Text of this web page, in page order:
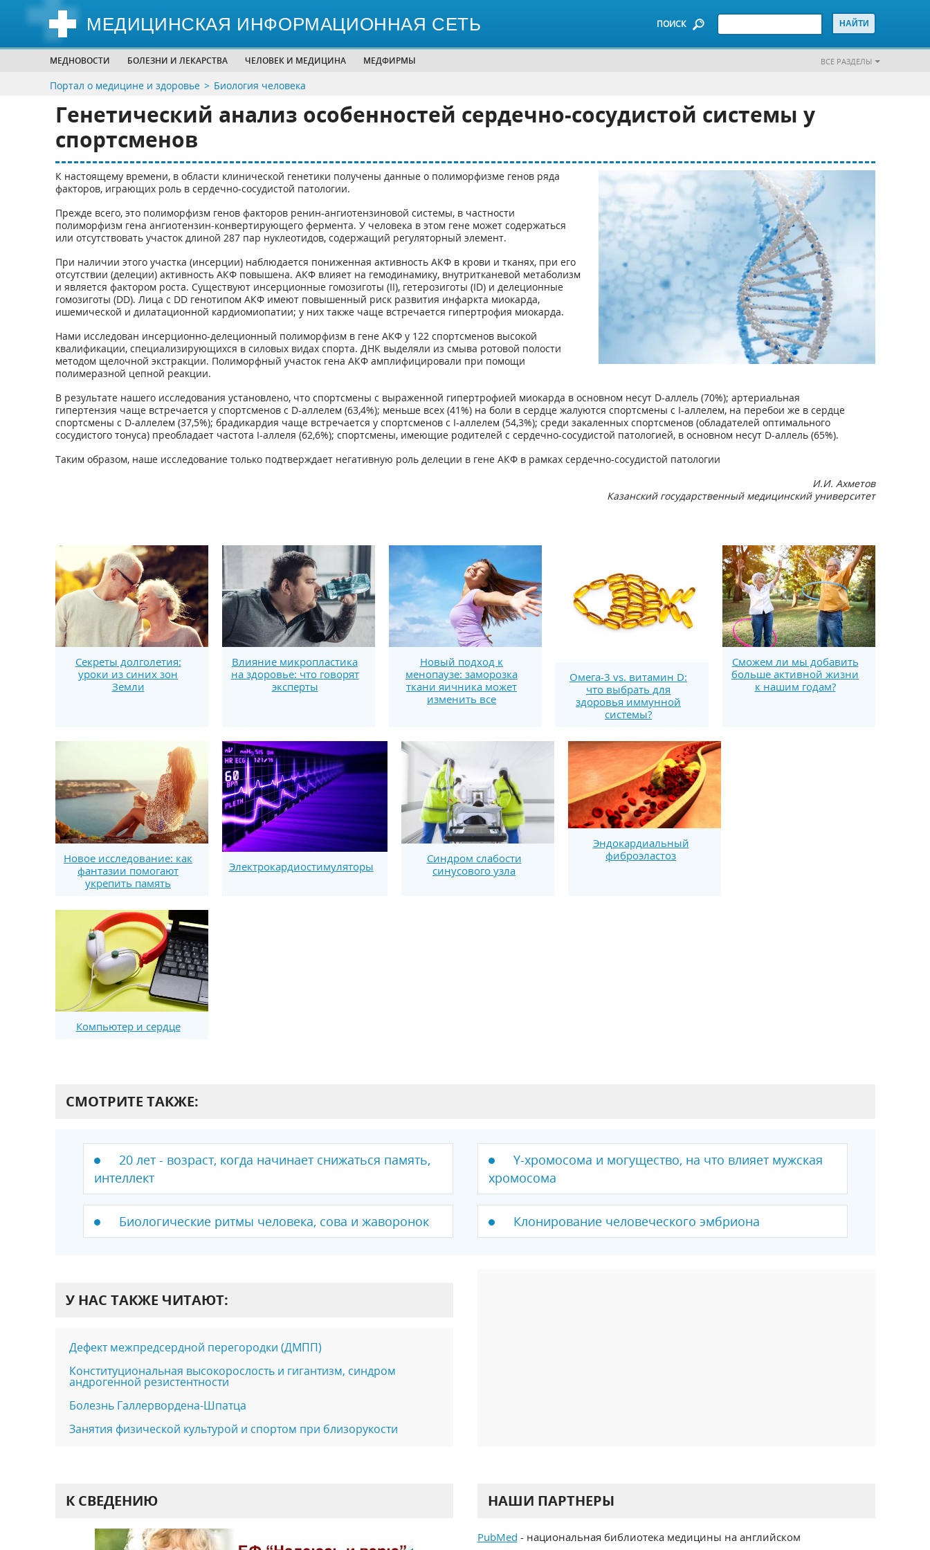
МЕДИЦИНСКАЯ ИНФОРМАЦИОННАЯ СЕТЬ ПОИСК
МЕДНОВОСТИ БОЛЕЗНИ И ЛЕКАРСТВА ЧЕЛОВЕК И МЕДИЦИНА МЕДФИРМЫ ВСЕ РАЗДЕЛЫ
Портал о медицине и здоровье Биология человека
Генетический анализ особенностей сердечно-сосудистой системы у
спортсменов
К настоящему времени, в области клинической генетики получены данные о полиморфизме генов ряда
факторов, играющих роль в сердечно-сосудистой патологии.
Прежде всего, это полиморфизм генов факторов ренин-ангиотензиновой системы, в частности
полиморфизм гена ангиотензин-конвертирующего фермента. У человека в этом гене может содержаться
или отсутствовать участок длиной 287 пар нуклеотидов, содержащий регуляторный элемент.
При наличии этого участка (инсерции) наблюдается пониженная активность АКФ в крови и тканях, при его
отсутствии (делеции) активность АКФ повышена. АКФ влияет на гемодинамику, внутритканевой метаболизм
и является фактором роста. Существуют инсерционные гомозиготы (II), гетерозиготы (ID) и делеционные
гомозиготы (DD). Лица с DD генотипом АКФ имеют повышенный риск развития инфаркта миокарда,
ишемической и дилатационной кардиомиопатии; у них также чаще встречается гипертрофия миокарда.
Нами исследован инсерционно-делеционный полиморфизм в гене АКФ у 122 спортсменов высокой
квалификации, специализирующихся в силовых видах спорта. ДНК выделяли из смыва ротовой полости
методом щелочной экстракции. Полиморфный участок гена АКФ амплифицировали при помощи
полимеразной цепной реакции.
В результате нашего исследования установлено, что спортсмены с выраженной гипертрофией миокарда в основном несут D-аллель (70%); артериальная
гипертензия чаще встречается у спортсменов с D-аллелем (63,4%); меньше всех (41%) на боли в сердце жалуются спортсмены с I-аллелем, на перебои же в сердце
спортсмены с D-аллелем (37,5%); брадикардия чаще встречается у спортсменов c I-аллелем (54,3%); среди закаленных спортсменов (обладателей оптимального
сосудистого тонуса) преобладает частота I-аллеля (62,6%); спортсмены, имеющие родителей с сердечно-сосудистой патологией, в основном несут D-аллель (65%).
Таким образом, наше исследование только подтверждает негативную роль делеции в гене АКФ в рамках сердечно-сосудистой патологии
И.И. Ахметов
Казанский государственный медицинский университет
Секреты долголетия:
уроки из синих зон
Земли
Влияние микропластика
на здоровье: что говорят
эксперты
Новый подход к
менопаузе: заморозка
ткани яичника может
изменить все
Омега-3 vs. витамин D:
что выбрать для
здоровья иммунной
системы?
Сможем ли мы добавить
больше активной жизни
к нашим годам?
Новое исследование: как
фантазии помогают
укрепить память
Электрокардиостимуляторы
Синдром слабости
синусового узла
Эндокардиальный
фиброэластоз
Компьютер и сердце
СМОТРИТЕ ТАКЖЕ:
20 лет - возраст, когда начинает снижаться память,
интеллект
Y-хромосома и могущество, на что влияет мужская
хромосома
Биологические ритмы человека, сова и жаворонок Клонирование человеческого эмбриона
У НАС ТАКЖЕ ЧИТАЮТ:
Дефект межпредсердной перегородки (ДМПП)
Конституциональная высокорослость и гигантизм, синдром
андрогенной резистентности
Болезнь Галлервордена-Шпатца
Занятия физической культурой и спортом при близорукости
К СВЕДЕНИЮ НАШИ ПАРТНЕРЫ
PubMed - национальная библиотека медицины на английском